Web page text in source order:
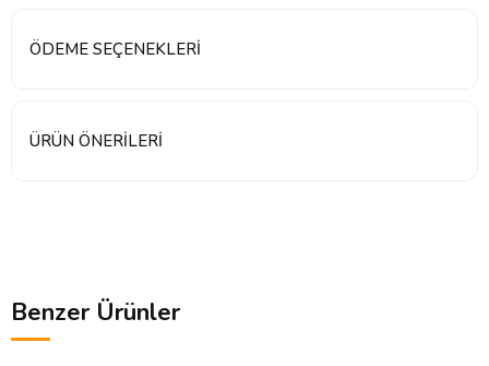
ÖDEME SEÇENEKLERI
ÜRÜN ÖNERILERI
Benzer Ürünler